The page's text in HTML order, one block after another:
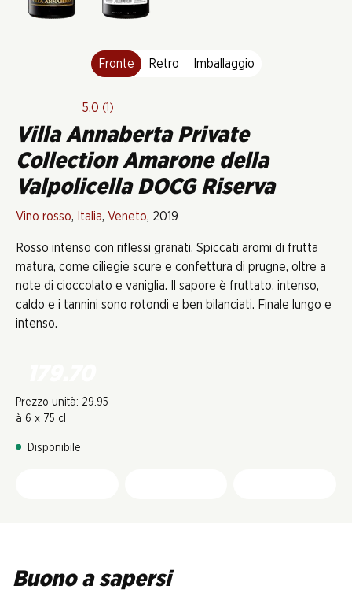
Fronte Retro Imballaggio
5.0 (1)
Villa Annaberta Private
Collection Amarone della
Valpolicella DOCG Riserva
Vino rosso, Italia, Veneto, 2019
Rosso intenso con riflessi granati. Spiccati aromi di frutta
matura, come ciliegie scure e confettura di prugne, oltre a
note di cioccolato e vaniglia. Il sapore è fruttato, intenso,
caldo e i tannini sono rotondi e ben bilanciati. Finale lungo e
intenso.
Prezzo unità: 29.95
à 6 x 75 cl
Disponibile
Buono a sapersi